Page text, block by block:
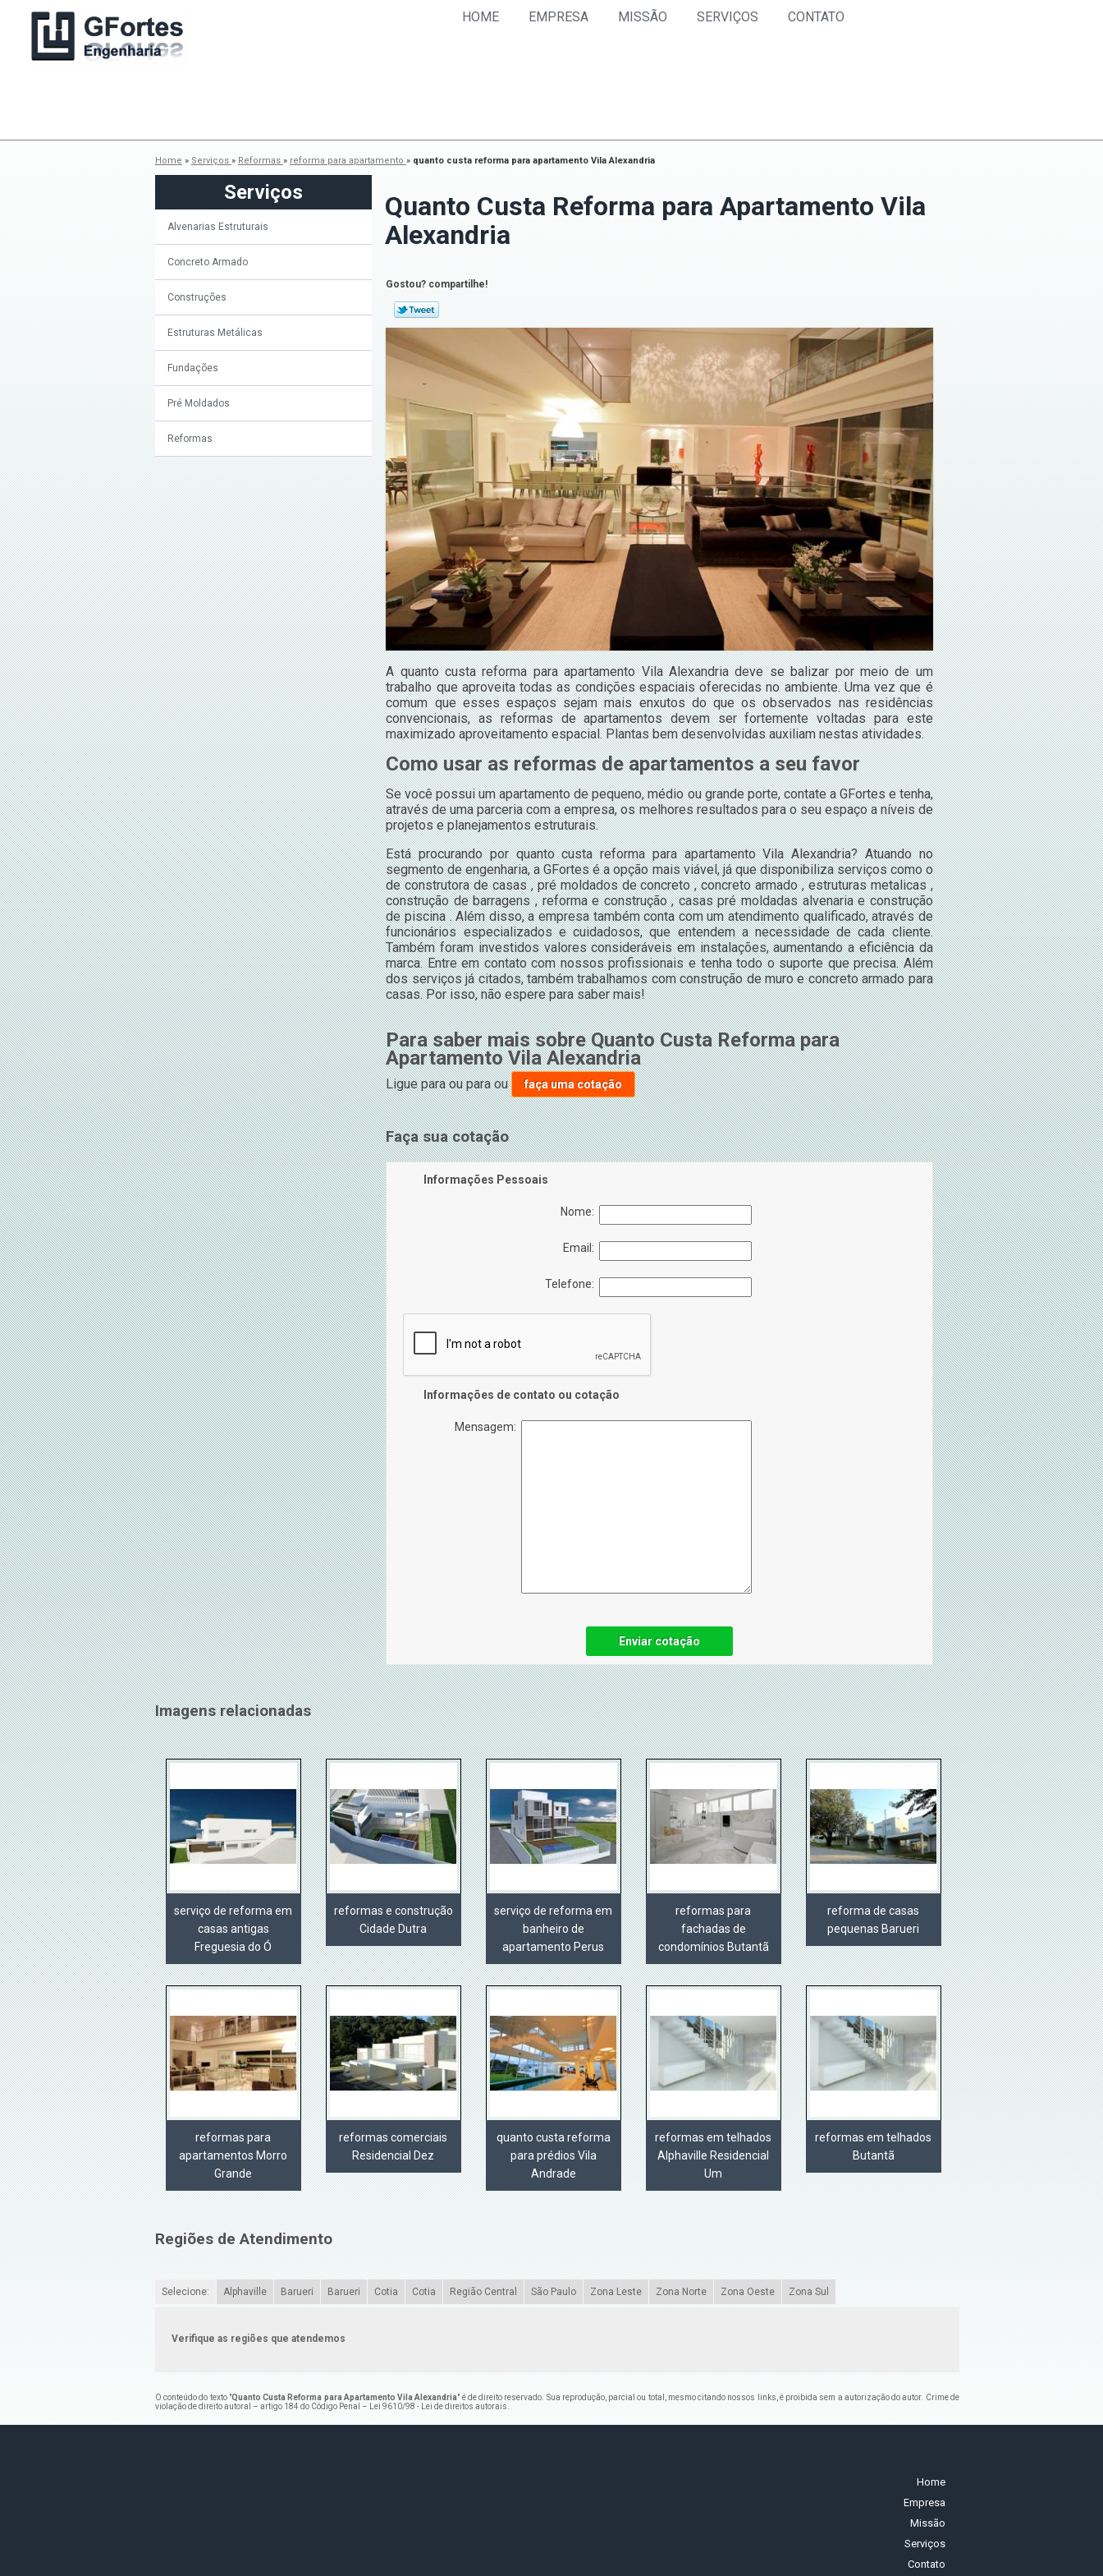
HOME EMPRESA MISSÃO SERVIÇOS CONTATO
Home » Serviços » Reformas » reforma para apartamento » quanto custa reforma para apartamento Vila Alexandria
Serviços
Alvenarias Estruturais
Concreto Armado
Construções
Estruturas Metálicas
Fundações
Pré Moldados
Reformas
Quanto Custa Reforma para Apartamento Vila
Alexandria
Gostou? compartilhe!
A quanto custa reforma para apartamento Vila Alexandria deve se balizar por meio de um
trabalho que aproveita todas as condições espaciais oferecidas no ambiente. Uma vez que é
comum que esses espaços sejam mais enxutos do que os observados nas residências
convencionais, as reformas de apartamentos devem ser fortemente voltadas para este
maximizado aproveitamento espacial. Plantas bem desenvolvidas auxiliam nestas atividades.
Como usar as reformas de apartamentos a seu favor
Se você possui um apartamento de pequeno, médio ou grande porte, contate a GFortes e tenha,
através de uma parceria com a empresa, os melhores resultados para o seu espaço a níveis de
projetos e planejamentos estruturais.
Está procurando por quanto custa reforma para apartamento Vila Alexandria? Atuando no
segmento de engenharia, a GFortes é a opção mais viável, já que disponibiliza serviços como o
de construtora de casas , pré moldados de concreto , concreto armado , estruturas metalicas ,
construção de barragens , reforma e construção , casas pré moldadas alvenaria e construção
de piscina . Além disso, a empresa também conta com um atendimento qualificado, através de
funcionários especializados e cuidadosos, que entendem a necessidade de cada cliente.
Também foram investidos valores consideráveis em instalações, aumentando a eficiência da
marca. Entre em contato com nossos profissionais e tenha todo o suporte que precisa. Além
dos serviços já citados, também trabalhamos com construção de muro e concreto armado para
casas. Por isso, não espere para saber mais!
Para saber mais sobre Quanto Custa Reforma para
Apartamento Vila Alexandria
Ligue paraou paraou faça uma cotação
Faça sua cotação
Informações Pessoais
Nome:
Email:
Telefone:
Informações de contato ou cotação
Mensagem:
Enviar cotação
Imagens relacionadas
serviço de reforma em
casas antigas
Freguesia do Ó
reformas e construção
Cidade Dutra
serviço de reforma em
banheiro de
apartamento Perus
reformas para
fachadas de
condomínios Butantã
reforma de casas
pequenas Barueri
reformas para
apartamentos Morro
Grande
reformas comerciais
Residencial Dez
quanto custa reforma
para prédios Vila
Andrade
reformas em telhados
Alphaville Residencial
Um
reformas em telhados
Butantã
Regiões de Atendimento
Selecione: Alphaville Barueri Barueri Cotia Cotia Região Central São Paulo Zona Leste Zona Norte Zona Oeste Zona Sul
Verifique as regiões que atendemos
O conteúdo do texto "Quanto Custa Reforma para Apartamento Vila Alexandria" é de direito reservado. Sua reprodução, parcial ou total, mesmo citando nossos links, é proibida sem a autorização do autor. Crime de
violação de direito autoral – artigo 184 do Código Penal –
Lei 9610/98 - Lei de direitos autorais
Home
Empresa
Missão
Serviços
Contato